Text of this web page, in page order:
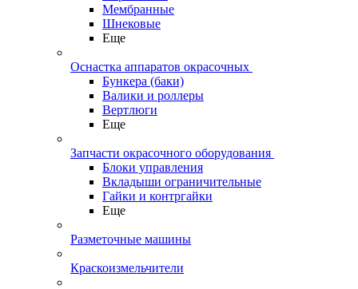
Мембранные
Шнековые
Еще
Оснастка аппаратов окрасочных
Бункера (баки)
Валики и роллеры
Вертлюги
Еще
Запчасти окрасочного оборудования
Блоки управления
Вкладыши ограничительные
Гайки и контргайки
Еще
Разметочные машины
Краскоизмельчители